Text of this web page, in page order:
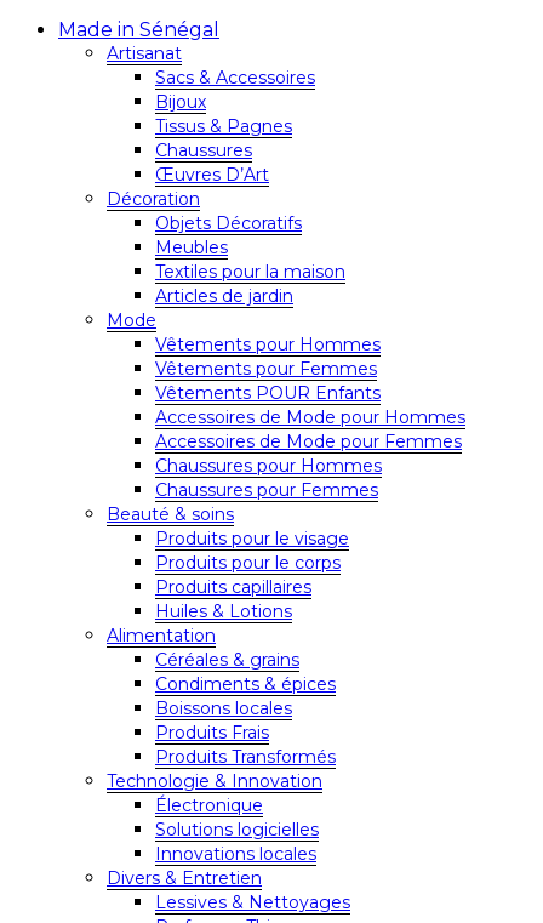
Made in Sénégal
Artisanat
Sacs & Accessoires
Bijoux
Tissus & Pagnes
Chaussures
Œuvres D’Art
Décoration
Objets Décoratifs
Meubles
Textiles pour la maison
Articles de jardin
Mode
Vêtements pour Hommes
Vêtements pour Femmes
Vêtements POUR Enfants
Accessoires de Mode pour Hommes
Accessoires de Mode pour Femmes
Chaussures pour Hommes
Chaussures pour Femmes
Beauté & soins
Produits pour le visage
Produits pour le corps
Produits capillaires
Huiles & Lotions
Alimentation
Céréales & grains
Condiments & épices
Boissons locales
Produits Frais
Produits Transformés
Technologie & Innovation
Électronique
Solutions logicielles
Innovations locales
Divers & Entretien
Lessives & Nettoyages